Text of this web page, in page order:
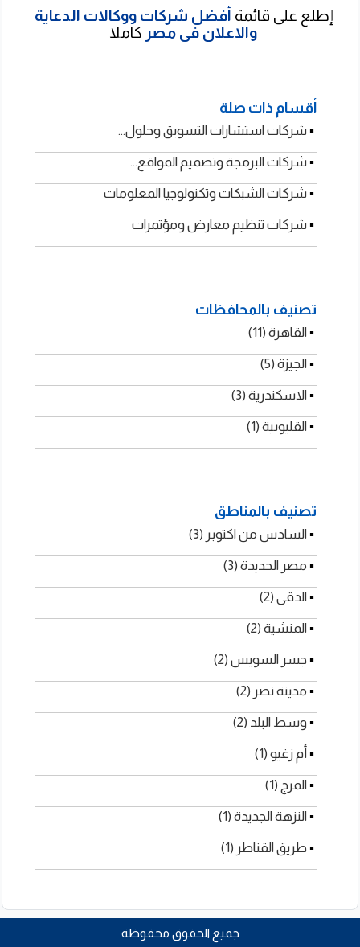
بلس
20226342248+
إطلع على قائمة أفضل شركات ووكالات الدعاية
والاعلان فى مصر كاملا
أقسام ذات صلة
▪
شركات استشارات التسويق وحلول...
▪
شركات البرمجة وتصميم المواقع...
▪
▪
شركات تنظيم معارض ومؤتمرات
تصنيف بالمحافظات
▪
▪
▪
▪
تصنيف بالمناطق
▪
السادس من اكتوبر (3)
▪
مصر الجديدة (3)
▪
الدقى (2)
▪
المنشية (2)
▪
جسر السويس (2)
▪
مدينة نصر (2)
▪
وسط البلد (2)
▪
أم زغيو (1)
▪
المرج (1)
▪
النزهة الجديدة (1)
▪
طريق القناطر (1)
جميع الحقوق محفوظة